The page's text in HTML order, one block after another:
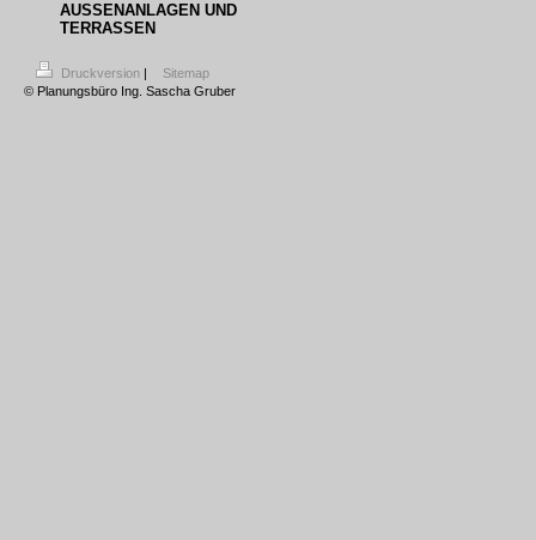
AUSSENANLAGEN UND T
ERRASSEN
Druckversion |
Sitemap
© Planungsbüro Ing. Sascha Gruber